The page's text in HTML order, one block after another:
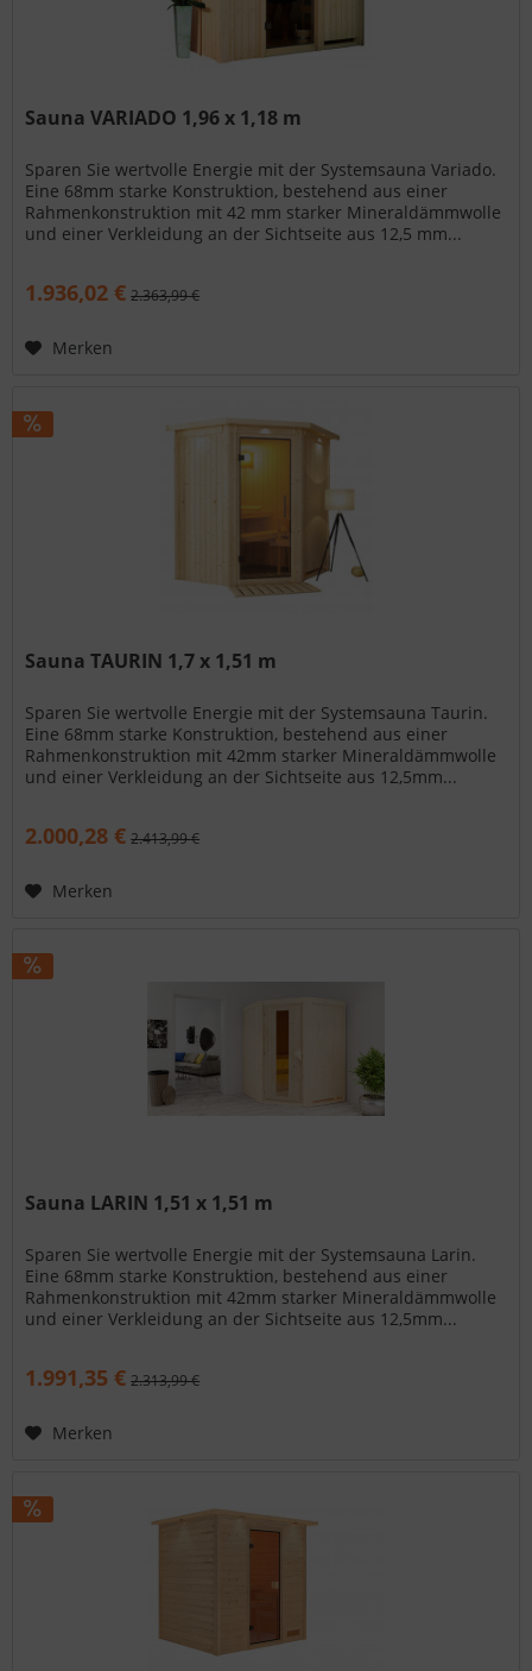
Sauna VARIADO 1,96 x 1,18 m
Sparen Sie wertvolle Energie mit der Systemsauna Variado.
Eine 68mm starke Konstruktion, bestehend aus einer
Rahmenkonstruktion mit 42 mm starker Mineraldämmwolle
und einer Verkleidung an der Sichtseite aus 12,5 mm...
1.936,02 € 2.363,99 €
Merken
Sauna TAURIN 1,7 x 1,51 m
Sparen Sie wertvolle Energie mit der Systemsauna Taurin.
Eine 68mm starke Konstruktion, bestehend aus einer
Rahmenkonstruktion mit 42mm starker Mineraldämmwolle
und einer Verkleidung an der Sichtseite aus 12,5mm...
2.000,28 € 2.413,99 €
Merken
Sauna LARIN 1,51 x 1,51 m
Sparen Sie wertvolle Energie mit der Systemsauna Larin.
Eine 68mm starke Konstruktion, bestehend aus einer
Rahmenkonstruktion mit 42mm starker Mineraldämmwolle
und einer Verkleidung an der Sichtseite aus 12,5mm...
1.991,35 € 2.313,99 €
Merken